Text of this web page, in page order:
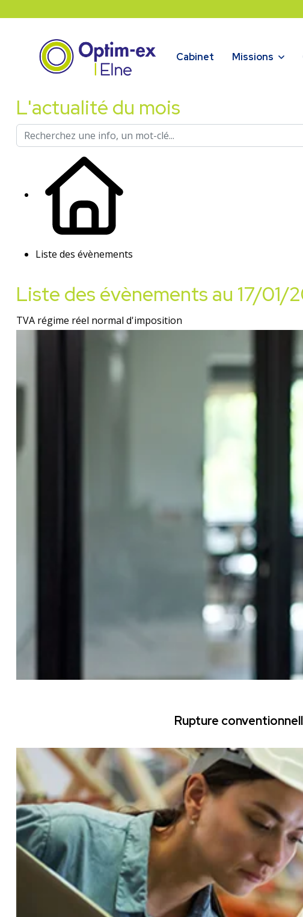
Cabinet Missions
L'actualité du mois
Liste des évènements
Liste des évènements au 17/01/
TVA régime réel normal d'imposition
Rupture